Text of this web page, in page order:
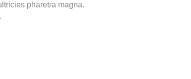
pharetra magna.